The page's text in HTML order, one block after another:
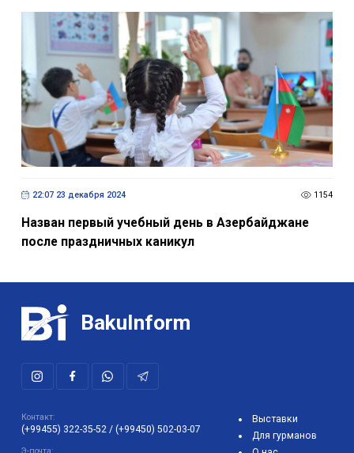
22:07 23 декабря 2024 1154
Назван первый учебный день в Азербайджане
после праздничных каникул
BakuInform
Контакт:
(+99455) 322-35-52/ (+99450) 502-03-07
Э-почта:
Выставки
Для гурманов